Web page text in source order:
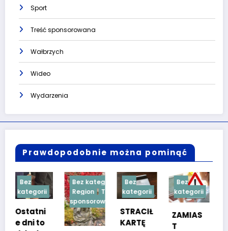
Sport
Treść sponsorowana
Wałbrzych
Wideo
Wydarzenia
Prawdopodobnie można pominąć
Bez kategorii
Region
Treść
sponsorowana
Bez
kategorii
STRACIŁ
KARTĘ
Bez
kategorii
ZAMIAS
T
Bez
kategorii
TESTY